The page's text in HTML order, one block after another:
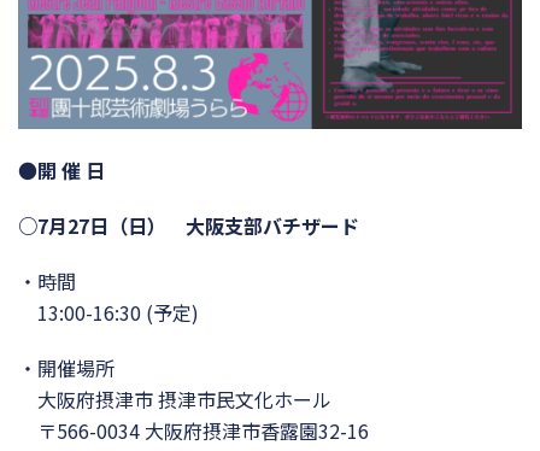
●開 催 日
○7月27日（日） 大阪支部バチザード
・時間
13:00-16:30 (予定)
・開催場所
大阪府摂津市 摂津市民文化ホール
〒566-0034 大阪府摂津市香露園32-16